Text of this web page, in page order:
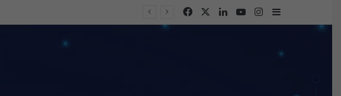
FacebookLinkedInYouTubeInstagram
Barra lateral